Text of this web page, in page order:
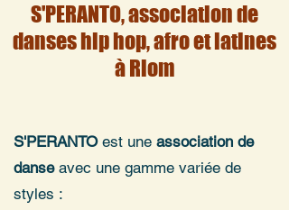
S'PERANTO, association de
danses hip hop, afro et latines
à Riom
S'PERANTOest une association de
danseavec une gamme variée de
styles :